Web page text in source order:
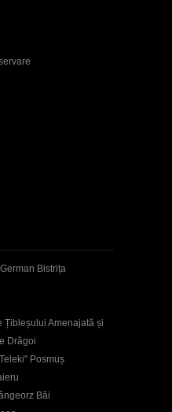
Bistrița
Țibleșului Amenajată și
Drăgoi
Posmuș
Băi